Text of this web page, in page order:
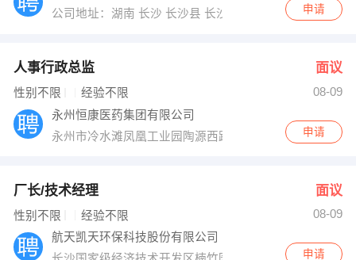
公司地址：湖南 长沙 长沙县 长沙经济技术开发区泉塘街
申请
人事行政总监 面议
性别不限 经验不限
08-09
永州恒康医药集团有限公司
永州市冷水滩凤凰工业园陶源西路121号
申请
厂长/技术经理 面议
性别不限 经验不限
08-09
航天凯天环保科技股份有限公司
申请